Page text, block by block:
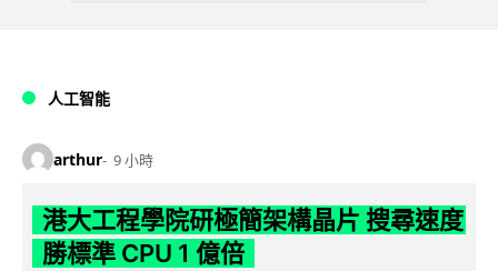
人工智能
arthur 9 小時
港大工程學院研極簡架構晶片 搜尋速度
勝標準 CPU 1 億倍